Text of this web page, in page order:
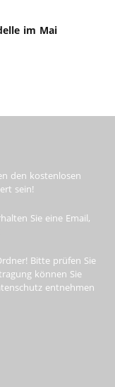
im Mai
den kostenlosen
sein!
Sie eine Email,
Bitte prüfen Sie
können Sie
entnehmen